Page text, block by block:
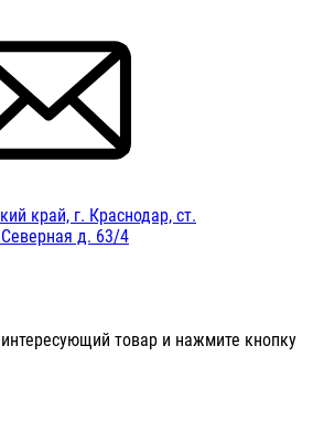
край, г. Краснодар, ст.
Северная д. 63/4
товар и нажмите кнопку